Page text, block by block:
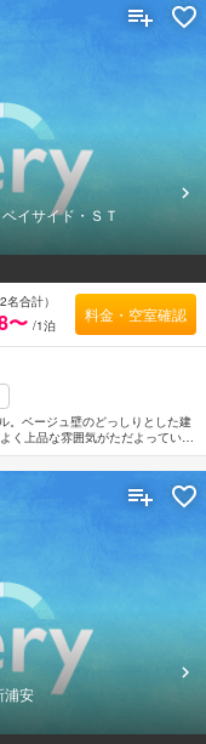
。ベージュ壁のどっしりとした建
く上品な雰囲気がただよってい
ルやジム、大浴場、サウナなどの
ィシャルホテルのひとつにもなっ
ン」まで徒歩約4分。羽田空港か
ベイサイド・ＳＴ
合計）
〜 /1泊
料金・空室確認
浦安